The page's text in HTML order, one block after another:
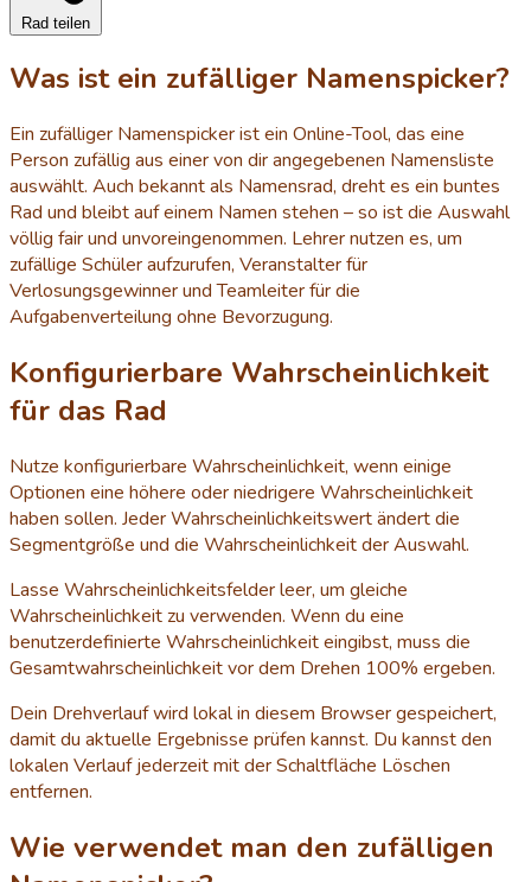
Rad teilen
Was ist ein zufälliger Namenspicker?
Ein zufälliger Namenspicker ist ein Online-Tool, das eine
Person zufällig aus einer von dir angegebenen Namensliste
auswählt. Auch bekannt als Namensrad, dreht es ein buntes
Rad und bleibt auf einem Namen stehen – so ist die Auswahl
völlig fair und unvoreingenommen. Lehrer nutzen es, um
zufällige Schüler aufzurufen, Veranstalter für
Verlosungsgewinner und Teamleiter für die
Aufgabenverteilung ohne Bevorzugung.
Konfigurierbare Wahrscheinlichkeit
für das Rad
Nutze konfigurierbare Wahrscheinlichkeit, wenn einige
Optionen eine höhere oder niedrigere Wahrscheinlichkeit
haben sollen. Jeder Wahrscheinlichkeitswert ändert die
Segmentgröße und die Wahrscheinlichkeit der Auswahl.
Lasse Wahrscheinlichkeitsfelder leer, um gleiche
Wahrscheinlichkeit zu verwenden. Wenn du eine
benutzerdefinierte Wahrscheinlichkeit eingibst, muss die
Gesamtwahrscheinlichkeit vor dem Drehen 100% ergeben.
Dein Drehverlauf wird lokal in diesem Browser gespeichert,
damit du aktuelle Ergebnisse prüfen kannst. Du kannst den
lokalen Verlauf jederzeit mit der Schaltfläche Löschen
entfernen.
Wie verwendet man den zufälligen